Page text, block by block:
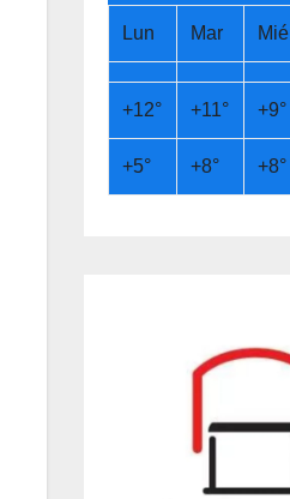
Lun Mar Mié
+12° +11° +9°
+5° +8° +8°